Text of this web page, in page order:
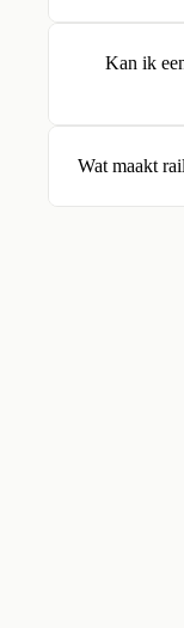
Kan ik
Wat maakt